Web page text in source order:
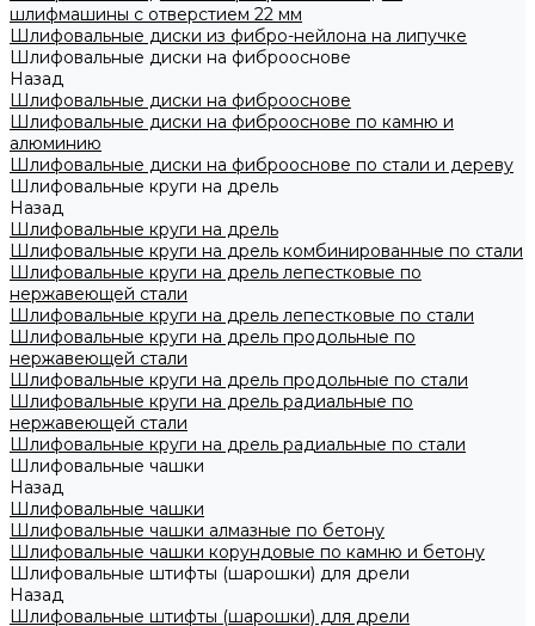
шлифмашины с отверстием 22 мм
Шлифовальные диски из фибро-нейлона на липучке
Шлифовальные диски на фиброоснове
Назад
Шлифовальные диски на фиброоснове
Шлифовальные диски на фиброоснове по камню и
алюминию
Шлифовальные диски на фиброоснове по стали и дереву
Шлифовальные круги на дрель
Назад
Шлифовальные круги на дрель
Шлифовальные круги на дрель комбинированные по стали
Шлифовальные круги на дрель лепестковые по
нержавеющей стали
Шлифовальные круги на дрель лепестковые по стали
Шлифовальные круги на дрель продольные по
нержавеющей стали
Шлифовальные круги на дрель продольные по стали
Шлифовальные круги на дрель радиальные по
нержавеющей стали
Шлифовальные круги на дрель радиальные по стали
Шлифовальные чашки
Назад
Шлифовальные чашки
Шлифовальные чашки алмазные по бетону
Шлифовальные чашки корундовые по камню и бетону
Шлифовальные штифты (шарошки) для дрели
Назад
Шлифовальные штифты (шарошки) для дрели